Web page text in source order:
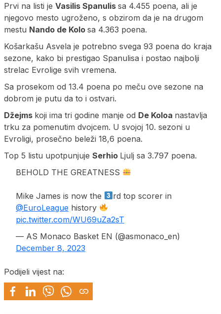
Prvi na listi je Vasilis Spanulis sa 4.455 poena, ali je
njegovo mesto ugroženo, s obzirom da je na drugom
mestu Nando de Kolo sa 4.363 poena.
Košarkašu Asvela je potrebno svega 93 poena do kraja
sezone, kako bi prestigao Spanulisa i postao najbolji
strelac Evrolige svih vremena.
Sa prosekom od 13.4 poena po meču ove sezone na
dobrom je putu da to i ostvari.
Džejms koji ima tri godine manje od De Koloa nastavlja
trku za pomenutim dvojcem. U svojoj 10. sezoni u
Evroligi, prosečno beleži 18,6 poena.
Top 5 listu upotpunjuje Serhio Ljulj sa 3.797 poena.
BEHOLD THE GREATNESS
Mike James is now the
rd top scorer in
@EuroLeague history
pic.twitter.com/WU69uZa2sT
— AS Monaco Basket EN (@asmonaco_en)
December 8, 2023
Podijeli vijest na: